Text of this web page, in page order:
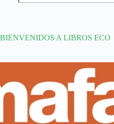
BIENVENIDOS A LIBROS ECO